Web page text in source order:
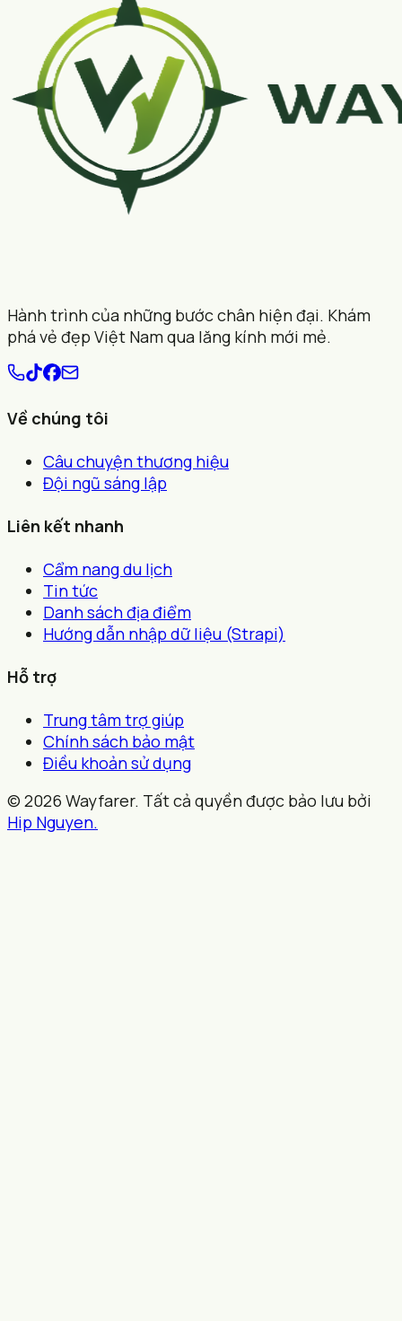
Hành trình của những bước chân hiện đại. Khám
phá vẻ đẹp Việt Nam qua lăng kính mới mẻ.
Về chúng tôi
Câu chuyện thương hiệu
Đội ngũ sáng lập
Liên kết nhanh
Cẩm nang du lịch
Tin tức
Danh sách địa điểm
Hướng dẫn nhập dữ liệu (Strapi)
Hỗ trợ
Trung tâm trợ giúp
Chính sách bảo mật
Điều khoản sử dụng
© 2026 Wayfarer. Tất cả quyền được bảo lưu bởi
Hip Nguyen.